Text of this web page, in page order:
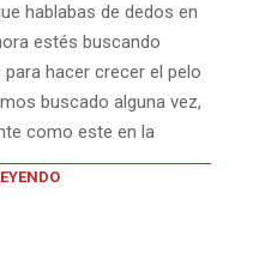
hablabas de dedos en
estés buscando
hacer crecer el pelo
buscado alguna vez,
como este en la